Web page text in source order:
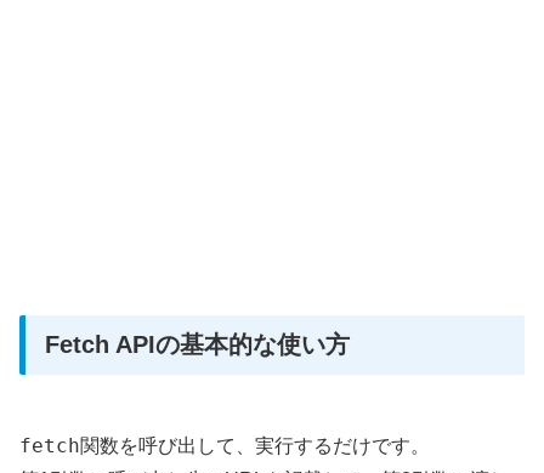
Fetch APIの基本的な使い方
fetch関数を呼び出して、実行するだけです。